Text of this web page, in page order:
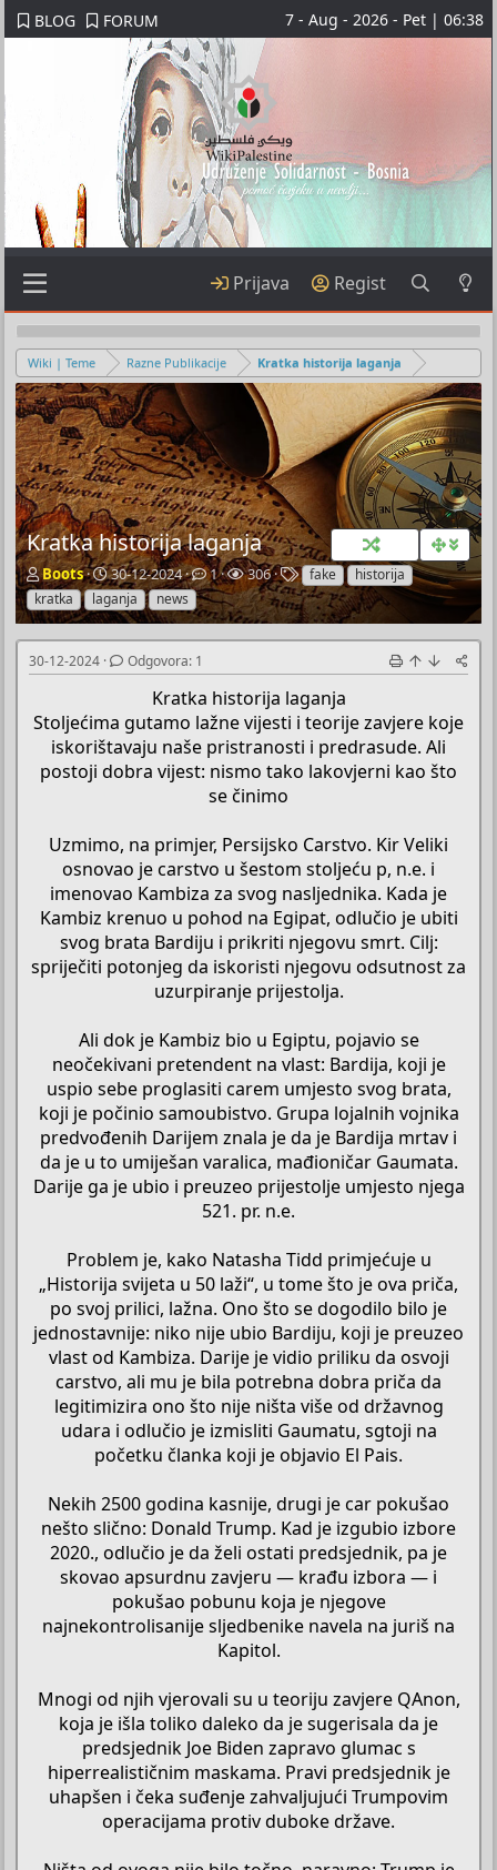
BLOG FORUM 7 - Aug - 2026 - Pet | 06:38
Prijava Regist
Wiki | Teme Razne Publikacije Kratka historija laganja
Kratka historija laganja
P
o
k
e
t
č
T
m
Boots
P
o
č
t
n
a
t
u
30-12-2024
O
d
g
o
r
a
1
P
r
e
e
d
a
306
O
z
n
e
fake
historija
kratka
laganja news
30-12-2024 Odgovora: 1
Kratka historija laganja
Stoljećima gutamo lažne vijesti i teorije zavjere koje
iskorištavaju naše pristranosti i predrasude. Ali
postoji dobra vijest: nismo tako lakovjerni kao što
se činimo
Uzmimo, na primjer, Persijsko Carstvo. Kir Veliki
osnovao je carstvo u šestom stoljeću p, n.e. i
imenovao Kambiza za svog nasljednika. Kada je
Kambiz krenuo u pohod na Egipat, odlučio je ubiti
svog brata Bardiju i prikriti njegovu smrt. Cilj:
spriječiti potonjeg da iskoristi njegovu odsutnost za
uzurpiranje prijestolja.
Ali dok je Kambiz bio u Egiptu, pojavio se
neočekivani pretendent na vlast: Bardija, koji je
uspio sebe proglasiti carem umjesto svog brata,
koji je počinio samoubistvo. Grupa lojalnih vojnika
predvođenih Darijem znala je da je Bardija mrtav i
da je u to umiješan varalica, mađioničar Gaumata.
Darije ga je ubio i preuzeo prijestolje umjesto njega
521. pr. n.e.
Problem je, kako Natasha Tidd primjećuje u
„Historija svijeta u 50 laži“, u tome što je ova priča,
po svoj prilici, lažna. Ono što se dogodilo bilo je
jednostavnije: niko nije ubio Bardiju, koji je preuzeo
vlast od Kambiza. Darije je vidio priliku da osvoji
carstvo, ali mu je bila potrebna dobra priča da
legitimizira ono što nije ništa više od državnog
udara i odlučio je izmisliti Gaumatu, sgtoji na
početku članka koji je objavio El Pais.
Nekih 2500 godina kasnije, drugi je car pokušao
nešto slično: Donald Trump. Kad je izgubio izbore
2020., odlučio je da želi ostati predsjednik, pa je
skovao apsurdnu zavjeru — krađu izbora — i
pokušao pobunu koja je njegove
najnekontrolisanije sljedbenike navela na juriš na
Kapitol.
Mnogi od njih vjerovali su u teoriju zavjere QAnon,
koja je išla toliko daleko da je sugerisala da je
predsjednik Joe Biden zapravo glumac s
hiperrealističnim maskama. Pravi predsjednik je
uhapšen i čeka suđenje zahvaljujući Trumpovim
operacijama protiv duboke države.